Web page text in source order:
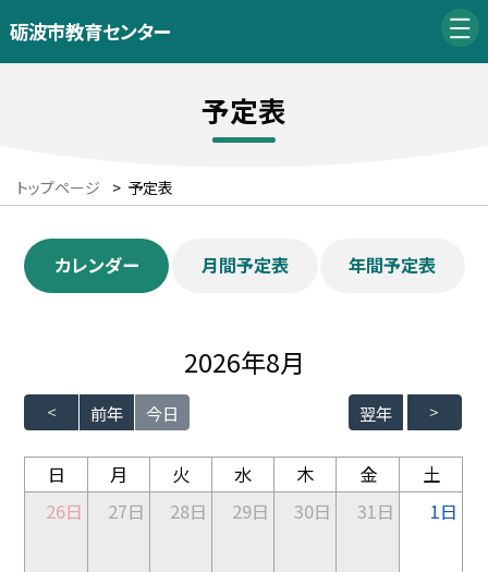
砺波市教育センター
予定表
トップページ > 予定表
カレンダー 月間予定表 年間予定表
前年 今日
2026年8月
翌年
日 月 火 水 木 金
土
26日
27日 28日 29日 30日 31日 1日